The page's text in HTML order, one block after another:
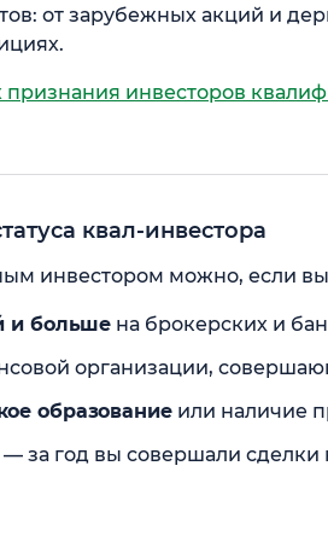
от зарубежных акций и
признания инвесторов
квал-инвестора
инвестором можно, если
и больше на брокерских и
организации,
образованиеили наличие
— за год вы совершали сделки